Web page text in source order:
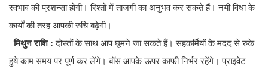
स्वभाव की प्रशन्सा होगी। रिश्तों में ताजगी का अनुभव कर सकते हैं। नयी विधा के
कार्यों की तरह आपकी रुचि बढ़ेगी।
मिथुन राशि : दोस्तों के साथ आप घूमने जा सकते हैं। सहकर्मियों के मदद से रुके
हुये काम समय पर पूर्ण कर लेंगे। बॉस आपके ऊपर काफी निर्भर रहेंगे। प्राइवेट